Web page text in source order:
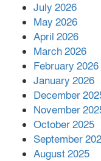
July 2026
May 2026
April 2026
March 2026
February 2026
January 2026
December
November
October 2025
September
August 2025